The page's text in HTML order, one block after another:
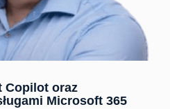
Copilot oraz
Microsoft 365